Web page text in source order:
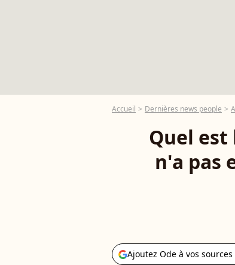
Accueil Dernières news people
Quel est
n'a pas
Ajoutez Ode à vos